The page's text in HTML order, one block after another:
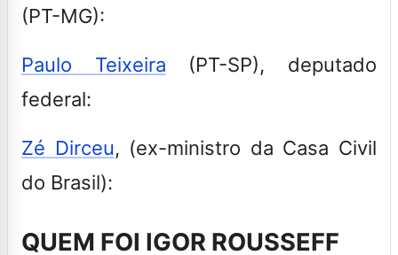
(PT-MG):
Paulo Teixeira (PT-SP), deputado
federal:
Zé Dirceu, (ex-ministro da Casa Civil
do Brasil):
QUEM FOI IGOR ROUSSEFF